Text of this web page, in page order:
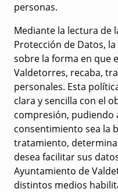
personas.
Mediante la lectura de
Protección de Datos,
sobre la forma en que
Valdetorres, recaba,
personales. Esta
clara y sencilla con el
compresión, pudiendo
consentimiento sea la
tratamiento,
desea facilitar sus
Ayuntamiento de
distintos medios